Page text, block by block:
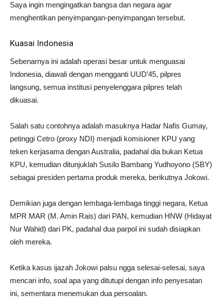
Saya ingin mengingatkan bangsa dan negara agar
menghentikan penyimpangan-penyimpangan tersebut.
Kuasai Indonesia
Sebenarnya ini adalah operasi besar untuk menguasai
Indonesia, diawali dengan mengganti UUD’45, pilpres
langsung, semua institusi penyelenggara pilpres telah
dikuasai.
Salah satu contohnya adalah masuknya Hadar Nafis Gumay,
petinggi Cetro (proxy NDI) menjadi komisioner KPU yang
teken kerjasama dengan Australia, padahal dia bukan Ketua
KPU, kemudian ditunjuklah Susilo Bambang Yudhoyono (SBY)
sebagai presiden pertama produk mereka, berikutnya Jokowi.
Demikian juga dengan lembaga-lembaga tinggi negara, Ketua
MPR MAR (M. Amin Rais) dari PAN, kemudian HNW (Hidayat
Nur Wahid) dari PK, padahal dua parpol ini sudah disiapkan
oleh mereka.
Ketika kasus ijazah Jokowi palsu ngga selesai-selesai, saya
mencari info, soal apa yang ditutupi dengan info penyesatan
ini, sementara menemukan dua persoalan.